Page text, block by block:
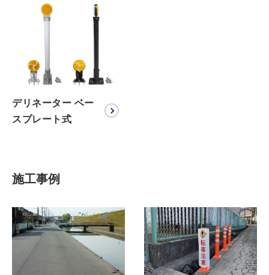
デリネーター ベー
スプレート式
施工事例